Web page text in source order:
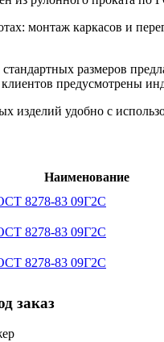
монтаж каркасов и
размеров
предусмотрены
изделий удобно с
Наименование
8278-83 09Г2С
8278-83 09Г2С
8278-83 09Г2С
заказ